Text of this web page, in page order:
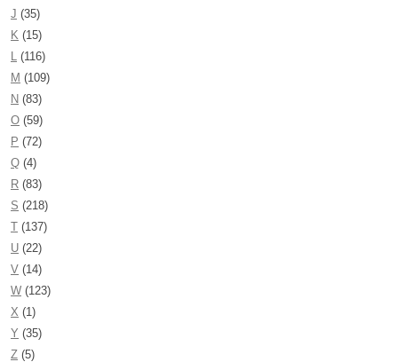
J (35)
K (15)
L (116)
M (109)
N (83)
O (59)
P (72)
Q (4)
R (83)
S (218)
T (137)
U (22)
V (14)
W (123)
X (1)
Y (35)
Z (5)